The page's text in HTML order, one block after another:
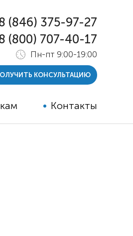
Контакты
(846) 375-97-27
(800) 707-40-17
Пн-пт 9:00-19:00
КОНСУЛЬТАЦИЮ